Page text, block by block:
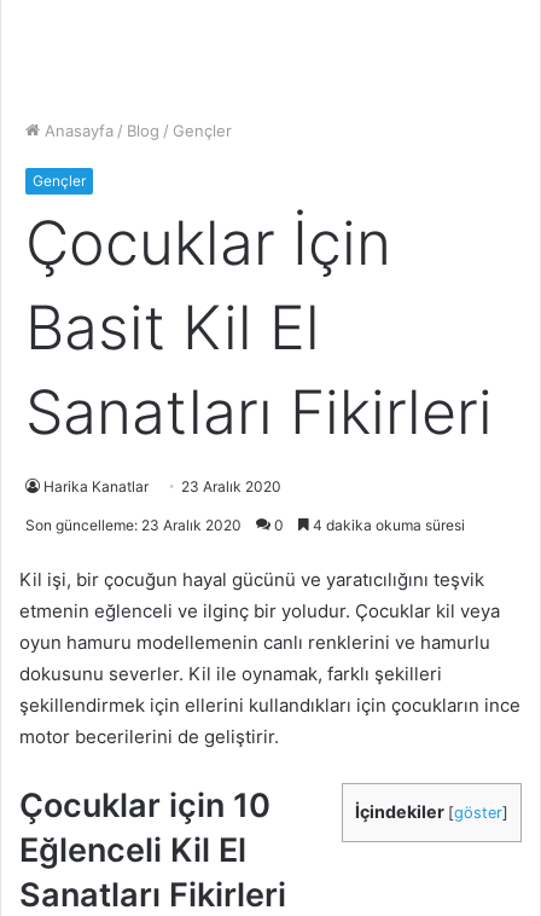
Anasayfa / Blog / Gençler
Gençler
Çocuklar İçin
Basit Kil El
Sanatları Fikirleri
Harika Kanatlar 23 Aralık 2020
Son güncelleme: 23 Aralık 2020 0 4 dakika okuma süresi
Kil işi, bir çocuğun hayal gücünü ve yaratıcılığını teşvik
etmenin eğlenceli ve ilginç bir yoludur. Çocuklar kil veya
oyun hamuru modellemenin canlı renklerini ve hamurlu
dokusunu severler. Kil ile oynamak, farklı şekilleri
şekillendirmek için ellerini kullandıkları için çocukların ince
motor becerilerini de geliştirir.
İçindekiler [göster]
Çocuklar için 10
Eğlenceli Kil El
Sanatları Fikirleri